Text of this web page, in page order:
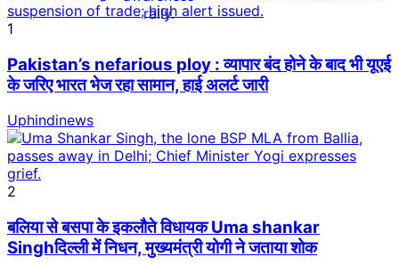
1
Pakistan’s nefarious ploy : व्यापार बंद होने के बाद भी यूएई
के जरिए भारत भेज रहा सामान, हाई अलर्ट जारी
Uphindinews
2
बलिया से बसपा के इकलौते विधायक Uma shankar
Singhदिल्ली में निधन, मुख्यमंत्री योगी ने जताया शोक